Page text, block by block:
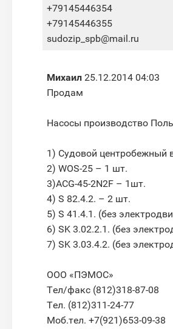
+79145446354
+79145446355
sudozip_spb@mail.ru
Михаил 25.12.2014 04:03
Продам
Насосы производство
1) Судовой центробежный
2) WOS-25 – 1 шт.
3)ACG-45-2N2F – 1шт.
4) S 82.4.2. – 2 шт.
5) S 41.4.1. (без
6) SK 3.02.2.1. (без
7) SK 3.03.4.2. (без
ООО «ПЭМОС»
Тел/факс (812)318-87-08
Тел. (812)311-24-77
Моб.тел. +7(921)653-09-38